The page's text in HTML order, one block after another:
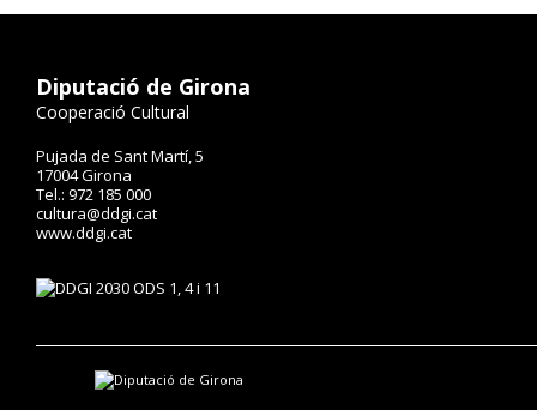
Diputació de Girona
Cooperació Cultural
Pujada de Sant Martí, 5
17004 Girona
Tel.: 972 185 000
cultura@ddgi.cat
www.ddgi.cat